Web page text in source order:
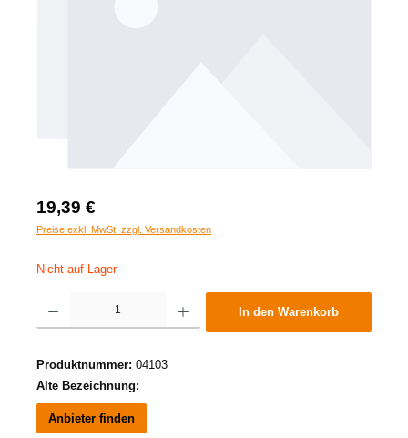
19,39 €
Preise exkl. MwSt. zzgl. Versandkosten
Nicht auf Lager
Produkt Anzahl: Gib den gewünschten Wert ein oder benutze die Schaltflächen um die
In den Warenkorb
Produktnummer: 04103
Alte Bezeichnung:
Anbieter finden